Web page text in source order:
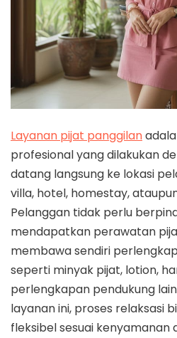
Layanan pijat panggilan
profesional yang dilakukan
datang langsung ke lokasi
villa, hotel, homestay,
Pelanggan tidak perlu
mendapatkan perawatan
membawa sendiri
seperti minyak pijat, lotion,
perlengkapan pendukung
layanan ini, proses relaksasi
fleksibel sesuai kenyamanan